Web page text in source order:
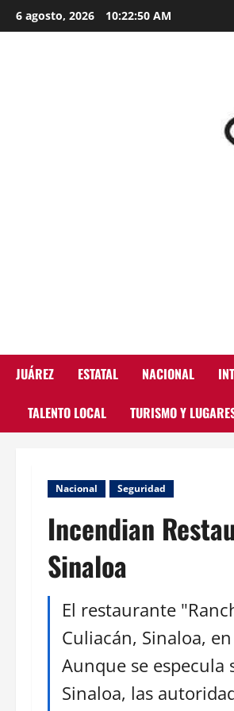
Skip
to
6 agosto, 2026 10:22:52 AM
JUÁREZ ESTATAL NACIONAL
TALENTO LOCAL TURISMO Y
Nacional Seguridad
Incendian
Sinaloa
El restaurante
Culiacán, Sinaloa,
Aunque se
Sinaloa, las